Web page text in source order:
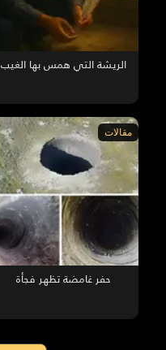
الريشة التي همس بها الغيب
مقالات
حفر غامضة تظهر فجأة